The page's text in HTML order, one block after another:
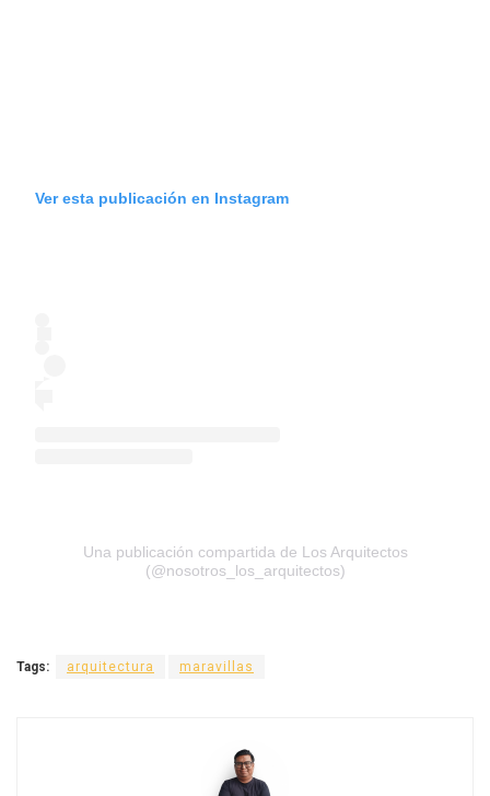
Ver esta publicación en Instagram
Una publicación compartida de Los Arquitectos
(@nosotros_los_arquitectos)
Tags: arquitectura maravillas